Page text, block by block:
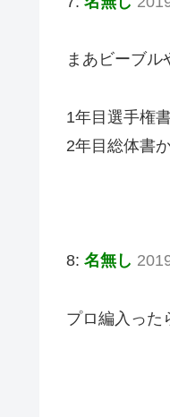
まあビーブル
1年目選手権
2年目総体書
8: 名無し
プロ編入った